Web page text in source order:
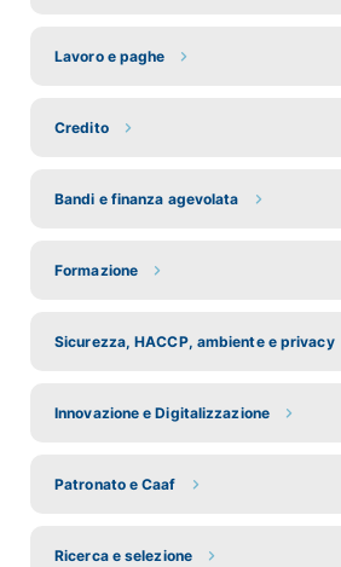
Lavoro e paghe
Credito
Bandi e finanza agevolata
Formazione
Sicurezza, HACCP, ambiente e privacy
Innovazione e Digitalizzazione
Patronato e Caaf
Ricerca e selezione